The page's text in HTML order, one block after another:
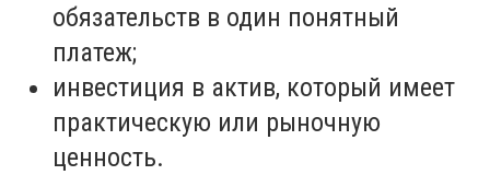
обязательств в один понятный
платеж;
инвестиция в актив, который имеет
практическую или рыночную
ценность.